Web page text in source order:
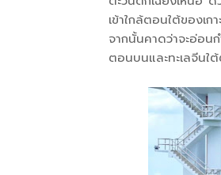
เข้าใกล้ตอนใต้ของเ
จากนั้นคาดว่าจะอ่อน
ตอนบนและทะเลจีนใ